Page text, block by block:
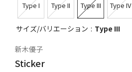
Type I Type II Type III Type IV
サイズ/バリエーション Type III
新木優子
Sticker